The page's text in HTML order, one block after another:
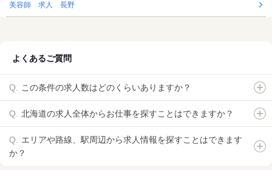
美容師 求人 長野
よくあるご質問
この条件の求人数はどのくらいありますか？
北海道の求人全体からお仕事を探すことはできますか？
エリアや路線、駅周辺から求人情報を探すことはできます
か？